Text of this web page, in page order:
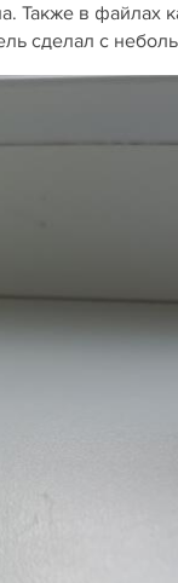
Также в файлах
сделал с